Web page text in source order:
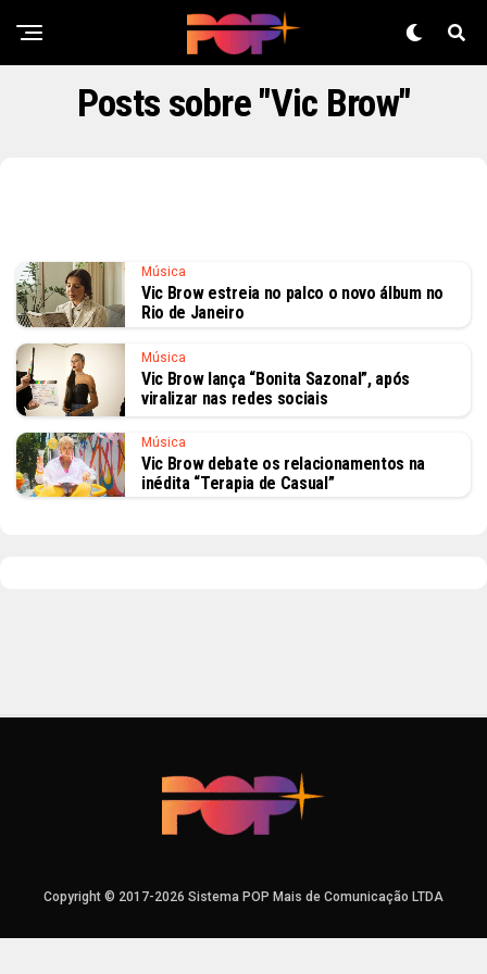
Posts sobre "Vic Brow"
Música
Vic Brow estreia no palco o novo álbum no
Rio de Janeiro
Música
Vic Brow lança “Bonita Sazonal”, após
viralizar nas redes sociais
Música
Vic Brow debate os relacionamentos na
inédita “Terapia de Casual”
Copyright © 2017-2026 Sistema POP Mais de Comunicação LTDA